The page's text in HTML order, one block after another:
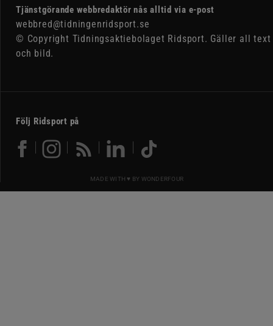
Tjänstgörande webbredaktör nås alltid via e-post
webbred@tidningenridsport.se
© Copyright Tidningsaktiebolaget Ridsport. Gäller all text
och bild.
Följ Ridsport på
MADE WITH ♥ BY WONDERFOUR